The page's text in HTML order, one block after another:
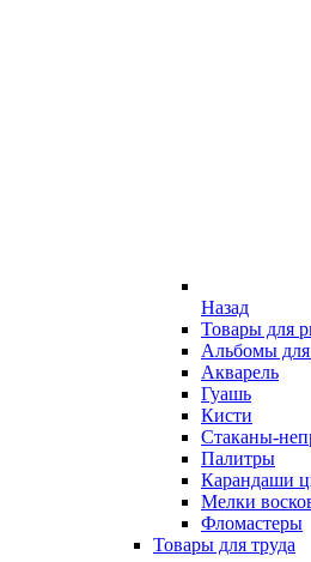
Назад
Товары для
Альбомы
Акварель
Гуашь
Кисти
Стаканы-
Палитры
Карандаши
Мелки
Фломастеры
Товары для труда